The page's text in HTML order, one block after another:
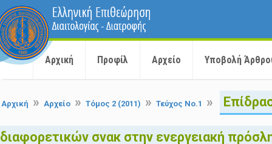
Αρχική Προφίλ Αρχείο Υποβολή
Αρχική » Αρχείο » Τόμος 2 (2011) » Τεύχος No.1 »
διαφορετικών σνακ στην ενεργειακή